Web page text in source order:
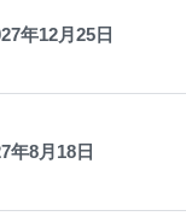
年12月25日
年8月18日